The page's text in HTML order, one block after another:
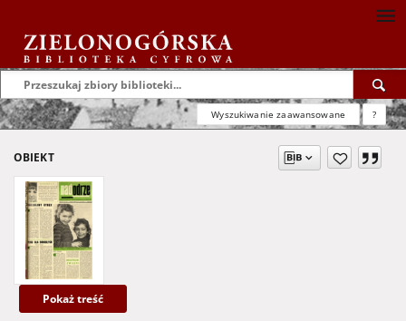
Wyszukiwanie zaawansowane ?
OBIEKT
Pokaż treść